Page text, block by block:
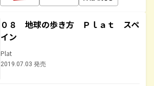
０８ 地球の歩き方 Ｐｌａｔ スペ
イン
Plat
2019.07.03 発売